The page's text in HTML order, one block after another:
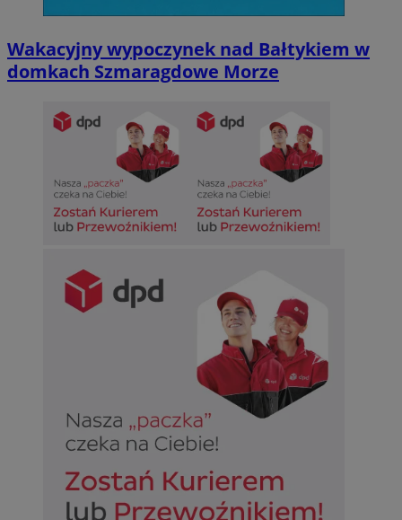
Wakacyjny wypoczynek nad Bałtykiem w
domkach Szmaragdowe Morze